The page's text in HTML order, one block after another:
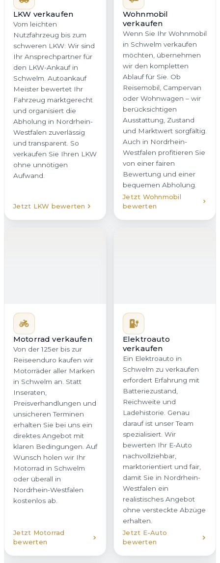
LKW verkaufen
Vom leichten
Nutzfahrzeug bis zum
schweren LKW: Wir sind
Ihr Ansprechpartner für
den LKW-Ankauf in
Schwelm. Autoankauf
Meister bewertet Ihr
Fahrzeug marktgerecht
und organisiert die
Abholung in Nordrhein-
Westfalen zuverlässig
und transparent. So
verkaufen Sie Ihren LKW
ohne unnötigen
Aufwand.
Wohnmobil
verkaufen
Wenn Sie Ihr Wohnmobil
in Schwelm verkaufen
möchten, übernehmen
wir den kompletten
Ablauf für Sie. Ob
Reisemobil, Campervan
oder Wohnwagen – wir
berücksichtigen
Ausstattung, Zustand
und Marktwert sorgfältig.
Auch in Nordrhein-
Westfalen profitieren Sie
von einer fairen
Bewertung und einer
bequemen Abholung.
Jetzt Wohnmobil
bewerten
Motorrad verkaufen
Von der 125er bis zur
Reiseenduro kaufen wir
Motorräder aller Marken
in Schwelm an. Statt
Inseraten,
Preisverhandlungen und
unsicheren Terminen
erhalten Sie bei uns ein
direktes Angebot mit
klaren Bedingungen. Auf
Wunsch holen wir Ihr
Motorrad in Schwelm
oder überall in
Nordrhein-Westfalen
kostenlos ab.
bewerten
Elektroauto
verkaufen
Ein Elektroauto in
Schwelm zu verkaufen
erfordert Erfahrung mit
Batteriezustand,
Reichweite und
Ladehistorie. Genau
darauf ist unser Team
spezialisiert. Wir
bewerten Ihr E-Auto
nachvollziehbar,
marktorientiert und fair,
damit Sie in Nordrhein-
Westfalen ein
realistisches Angebot
ohne versteckte Abzüge
erhalten.
Jetzt E-Auto
bewerten